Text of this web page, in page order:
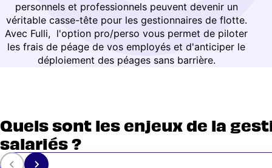
personnels et professionnels peuvent devenir un
véritable casse-tête pour les gestionnaires de flotte.
Avec Fulli, l'option pro/perso vous permet de piloter
les frais de péage de vos employés et d'anticiper le
déploiement des péages sans barrière.
Quels sont les enjeux de la
salariés ?